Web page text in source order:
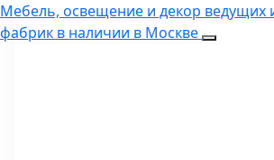
Мебель, освещение и декор ведущих
фабрик в наличии в Москве